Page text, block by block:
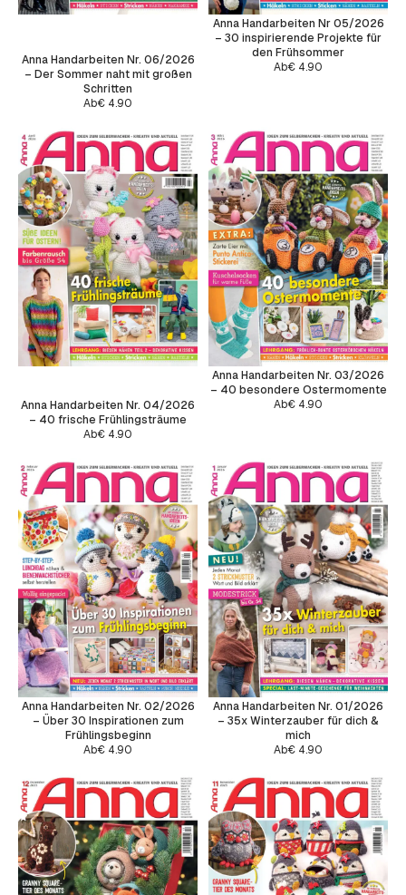
Anna Handarbeiten Nr. 06/2026
– Der Sommer naht mit großen
Schritten
Ab€ 4.90
Anna Handarbeiten Nr 05/2026
– 30 inspirierende Projekte für
den Frühsommer
Ab€ 4.90
Anna Handarbeiten Nr. 04/2026
– 40 frische Frühlingsträume
Ab€ 4.90
Anna Handarbeiten Nr. 03/2026
– 40 besondere Ostermomente
Ab€ 4.90
Anna Handarbeiten Nr. 02/2026
– Über 30 Inspirationen zum
Frühlingsbeginn
Ab€ 4.90
Anna Handarbeiten Nr. 01/2026
– 35x Winterzauber für dich &
mich
Ab€ 4.90